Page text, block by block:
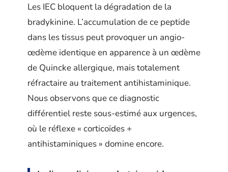
Les IEC bloquent la dégradation de la
bradykinine. L’accumulation de ce peptide
dans les tissus peut provoquer un angio-
œdème identique en apparence à un œdème
de Quincke allergique, mais totalement
réfractaire au traitement antihistaminique.
Nous observons que ce diagnostic
différentiel reste sous-estimé aux urgences,
où le réflexe « corticoïdes +
antihistaminiques » domine encore.